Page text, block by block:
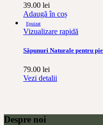
39.00 lei
Adaugă în coș
Epuizat
Vizualizare rapidă
Săpunuri Naturale pentru
79.00 lei
Vezi detalii
Despre noi